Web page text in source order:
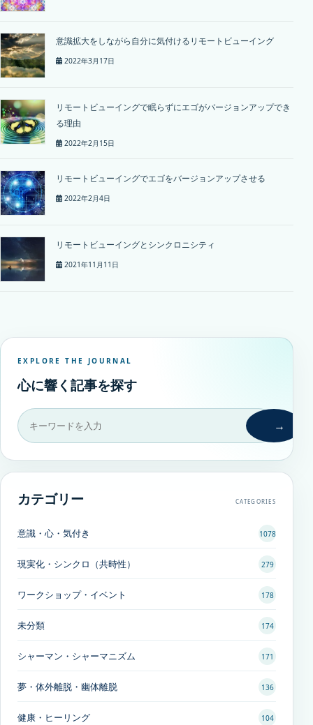
意識拡大をしながら自分に気付けるリモートビューイング
2022年3月17日
リモートビューイングで眠らずにエゴがバージョンアップでき
る理由
2022年2月15日
リモートビューイングでエゴをバージョンアップさせる
2022年2月4日
リモートビューイングとシンクロニシティ
2021年11月11日
EXPLORE THE JOURNAL
心に響く記事を探す
→
カテゴリー CATEGORIES
意識・心・気付き 1078
現実化・シンクロ（共時性） 279
ワークショップ・イベント 178
未分類 174
シャーマン・シャーマニズム 171
夢・体外離脱・幽体離脱 136
健康・ヒーリング 104